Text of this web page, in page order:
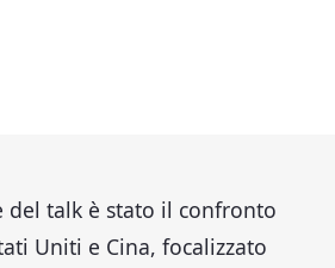
del talk è stato il confronto
Uniti e Cina, focalizzato